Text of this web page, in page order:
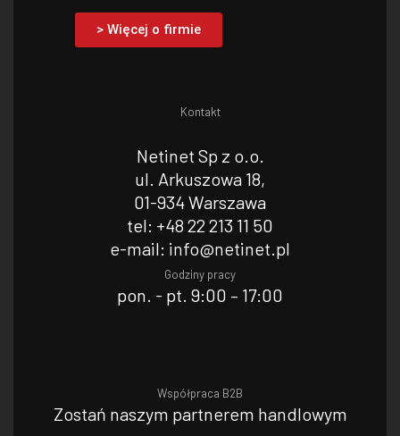
> Więcej o firmie
Kontakt
Netinet Sp z o.o.
ul. Arkuszowa 18,
01-934 Warszawa
tel: +48 22 213 11 50
e-mail: info@netinet.pl
Godziny pracy
pon. - pt. 9:00 – 17:00
Współpraca B2B
Zostań naszym partnerem handlowym